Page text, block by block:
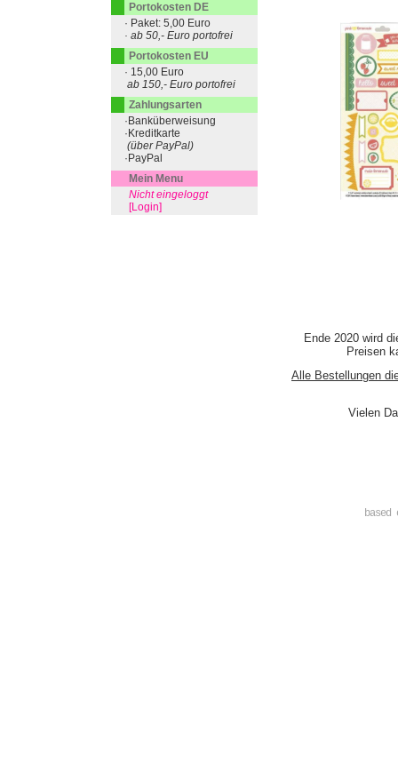
Ende 2020 wird
Preisen
Alle Bestellungen
Vielen
Portokosten DE
· Paket: 5,00 Euro
· ab 50,- Euro portofrei
Portokosten EU
· 15,00 Euro
ab 150,- Euro portofrei
Zahlungsarten
·Banküberweisung
·Kreditkarte
(über PayPal)
·PayPal
Mein Menu
Nicht eingeloggt
[Login]